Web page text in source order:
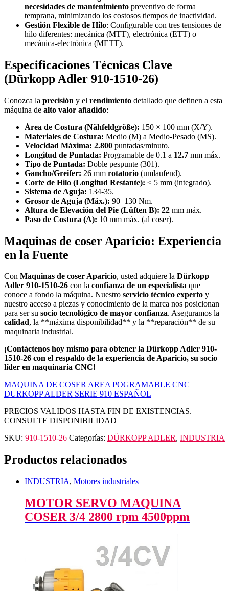
necesidades de mantenimiento preventivo de forma
temprana, minimizando los costosos tiempos de inactividad.
Gestión Flexible de Hilo: Configurable con tres tensiones de
hilo diferentes: mecánica (MTT), electrónica (ETT) o
mecánica-electrónica (METT).
Especificaciones Técnicas Clave
(Dürkopp Adler 910-1510-26)
Conozca la precisión y el rendimiento detallado que definen a esta
máquina de alto valor añadido:
Área de Costura (Nähfeldgröße): 150 × 100 mm (X/Y).
Materiales de Costura: Medio (M) a Medio-Pesado (MS).
Velocidad Máxima: 2.800 puntadas/minuto.
Longitud de Puntada: Programable de 0.1 a 12.7 mm máx.
Tipo de Puntada: Doble pespunte (301).
Gancho/Greifer: 26 mm rotatorio (umlaufend).
Corte de Hilo (Longitud Restante): ≤ 5 mm (integrado).
Sistema de Aguja: 134-35.
Grosor de Aguja (Máx.): 90–130 Nm.
Altura de Elevación del Pie (Lüften B): 22 mm máx.
Paso de Costura (A): 10 mm máx. (al coser).
Maquinas de coser Aparicio: Experiencia
en la Fuente
Con Maquinas de coser Aparicio, usted adquiere la Dürkopp
Adler 910-1510-26 con la confianza de un especialista que
conoce a fondo la máquina. Nuestro servicio técnico experto y
nuestro acceso a piezas y conocimiento de la marca nos posicionan
para ser su socio tecnológico de mayor confianza. Aseguramos la
calidad, la **máxima disponibilidad** y la **reparación** de su
maquinaria industrial.
¡Contáctenos hoy mismo para obtener la Dürkopp Adler 910-
1510-26 con el respaldo de la experiencia de Aparicio, su socio
líder en maquinaria CNC!
MAQUINA DE COSER AREA POGRAMABLE CNC
DURKOPP ALDER SERIE 910 ESPAÑOL
PRECIOS VALIDOS HASTA FIN DE EXISTENCIAS.
CONSULTE DISPONIBILIDAD
SKU: 910-1510-26 Categorías: DÜRKOPP ADLER, INDUSTRIA
Productos relacionados
INDUSTRIA, Motores industriales
MOTOR SERVO MAQUINA
COSER 3/4 2800 rpm 4500ppm